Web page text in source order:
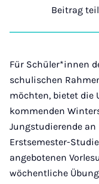
Beitrag
Für Schüler*innen
schulischen
möchten, bietet die
kommenden
Jungstudierende
Erstsemester-
angebotenen
wöchentliche